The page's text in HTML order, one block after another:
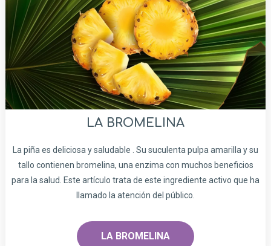
LA BROMELINA
La piña es deliciosa y saludable . Su suculenta pulpa amarilla y su
tallo contienen bromelina, una enzima con muchos beneficios
para la salud. Este artículo trata de este ingrediente activo que ha
llamado la atención del público.
LA BROMELINA